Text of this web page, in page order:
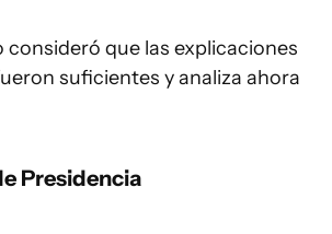
consideró que las explicaciones
suficientes y analiza ahora
Presidencia